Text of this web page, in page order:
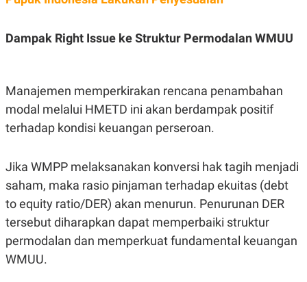
C
E
M
L
S
L
A
G
N
A
N
E
T
A
K
K
I
E
A
E
M
T
E
N
EA
Dampak Right Issue ke Struktur Permodalan WMUU
Manajemen memperkirakan rencana penambahan
modal melalui HMETD ini akan berdampak positif
terhadap kondisi keuangan perseroan.
Jika WMPP melaksanakan konversi hak tagih menjadi
saham, maka rasio pinjaman terhadap ekuitas (debt
to equity ratio/DER) akan menurun. Penurunan DER
tersebut diharapkan dapat memperbaiki struktur
permodalan dan memperkuat fundamental keuangan
WMUU.